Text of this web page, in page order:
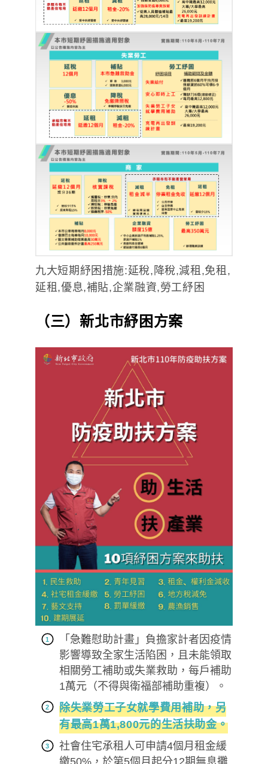
九大短期紓困措施:延稅,降稅,減租,免租,
延租,優息,補貼,企業融資,勞工紓困
（三）新北市紓困方案
「急難慰助計畫」負擔家計者因疫情
影響導致全家生活陷困，且未能領取
相關勞工補助或失業救助，每戶補助
1萬元（不得與衛福部補助重複）。
除失業勞工子女就學費用補助，另
有最高1萬1,800元的生活扶助金。
社會住宅承租人可申請4個月租金緩